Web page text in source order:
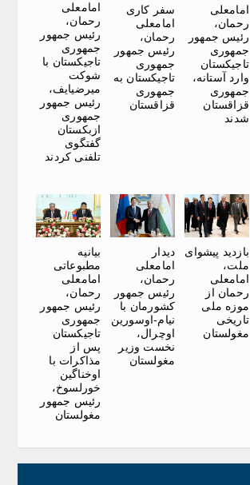
امامعلی
رحمان،
رئیس جمهور
جمهوری
تاجیکستان
وارد آستانه،
جمهوری
قزاقستان
شدند
سفر کاری
امامعلی
رحمان،
رئیس جمهور
جمهوری
تاجیکستان به
جمهوری
قزاقستان
امامعلی
رحمان،
رئیس جمهور
جمهوری
تاجیکستان با
شوکت
میرضیایف،
رئیس جمهور
جمهوری
ازبکستان
گفتگوی
تلفنی کردند
بازدید پیشوای
ملت،
امامعلی
رحمان از
موزه ملی
تاریخی
مغولستان
دیدار
امامعلی
رحمان،
رئیس جمهور
کشورمان با
نیام-اوسورین
اوچرال،
نخست وزیر
مغولستان
بیانیه
مطبوعاتی
امامعلی
رحمان،
رئیس جمهور
جمهوری
تاجیکستان
پس از
مذاکرات با
اوخناگین
خورلسوخ،
رئیس جمهور
مغولستان